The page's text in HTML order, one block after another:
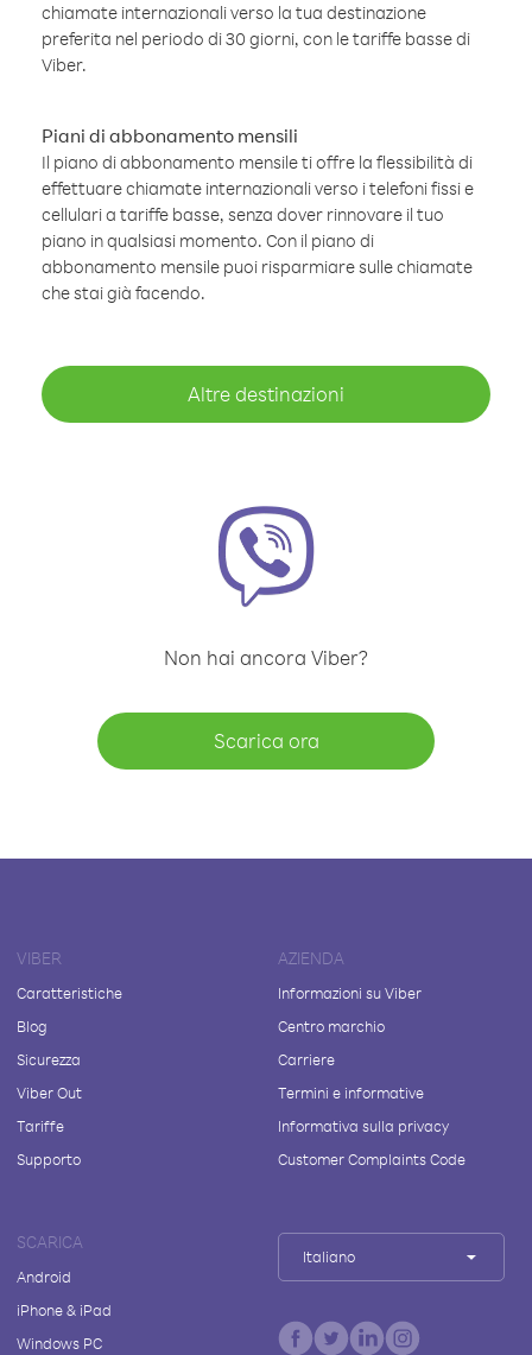
chiamate internazionali verso la tua destinazione
preferita nel periodo di 30 giorni, con le tariffe basse di
Viber.
Piani di abbonamento mensili
Il piano di abbonamento mensile ti offre la flessibilità di
effettuare chiamate internazionali verso i telefoni fissi e
cellulari a tariffe basse, senza dover rinnovare il tuo
piano in qualsiasi momento. Con il piano di
abbonamento mensile puoi risparmiare sulle chiamate
che stai già facendo.
Altre destinazioni
Non hai ancora Viber?
Scarica ora
VIBER
Caratteristiche
Blog
Sicurezza
Viber Out
Tariffe
Supporto
AZIENDA
Informazioni su Viber
Centro marchio
Carriere
Termini e informative
Informativa sulla privacy
Customer Complaints Code
SCARICA
Android
iPhone & iPad
Windows PC
Italiano